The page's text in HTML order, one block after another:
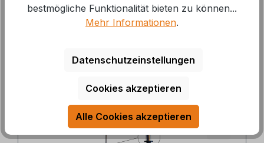
bestmögliche Funktionalität bieten zu können...
Mehr Informationen.
Datenschutzeinstellungen
Cookies akzeptieren
Alle Cookies akzeptieren